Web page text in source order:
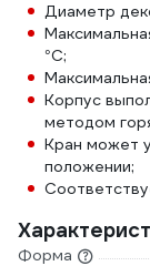
Диаметр
°С;
Корпус
методом
Кран может
положении;
Форма